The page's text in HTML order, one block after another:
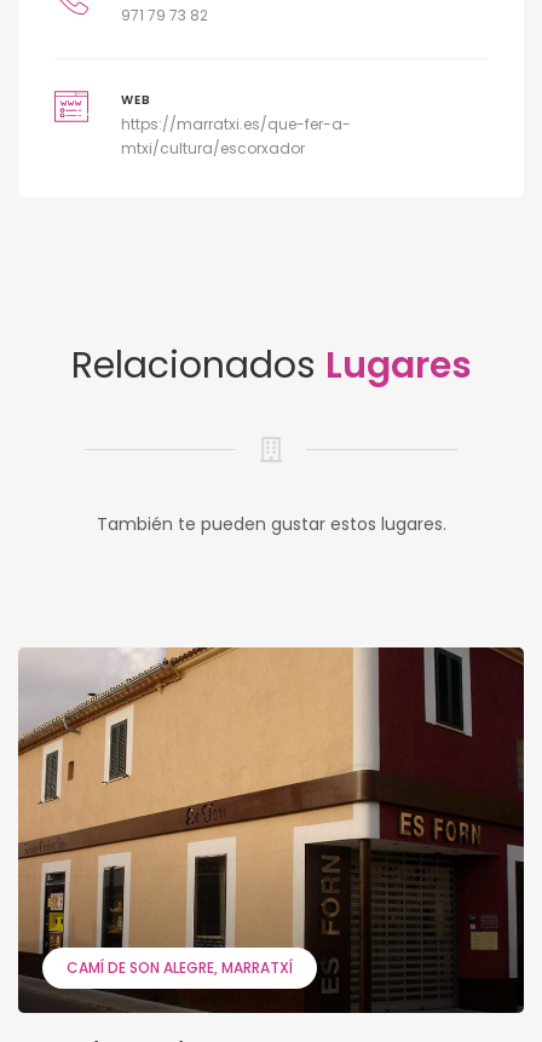
971 79 73 82
WEB
https://marratxi.es/que-fer-a-
mtxi/cultura/escorxador
Relacionados Lugares
También te pueden gustar estos lugares.
CAMÍ DE SON ALEGRE MARRATXÍ